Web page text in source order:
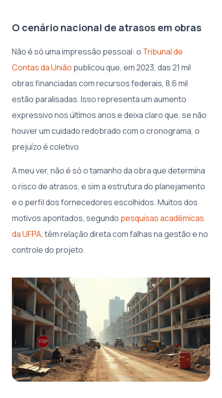
O cenário nacional de atrasos em obras
Não é só uma impressão pessoal: o Tribunal de
Contas da União publicou que, em 2023, das 21 mil
obras financiadas com recursos federais, 8,6 mil
estão paralisadas. Isso representa um aumento
expressivo nos últimos anos e deixa claro que, se não
houver um cuidado redobrado com o cronograma, o
prejuízo é coletivo.
A meu ver, não é só o tamanho da obra que determina
o risco de atrasos, e sim a estrutura do planejamento
e o perfil dos fornecedores escolhidos. Muitos dos
motivos apontados, segundo pesquisas acadêmicas
da UFPA, têm relação direta com falhas na gestão e no
controle do projeto.